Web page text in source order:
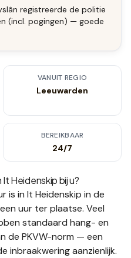
registreerde de politie
(incl. pogingen) — goede
VANUIT REGIO
Leeuwarden
BEREIKBAAR
24/7
It Heidenskipbij u?
is in It Heidenskip in de
uur ter plaatse. Veel
standaard hang- en
de PKVW-norm — een
inbraakwering aanzienlijk.